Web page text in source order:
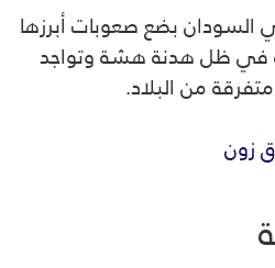
السودان بضع صعوبات أبرزها
في ظل هدنة هشة وتواجد
من البلاد.